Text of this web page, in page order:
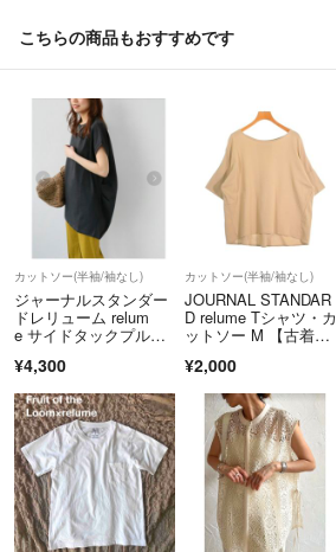
こちらの商品もおすすめです
カットソー(半袖/袖なし)
ジャーナルスタンダー
ドレリューム relum
e サイドタックプルオ
¥4,300
カットソー(半袖/袖なし)
JOURNAL STANDAR
D relume Tシャツ・カ
ットソー M 【古着】
¥2,000